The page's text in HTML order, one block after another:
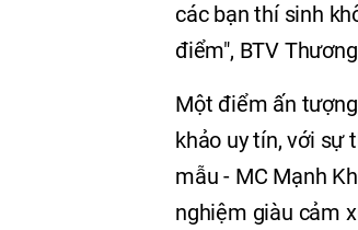
các bạn thí sinh
điểm", BTV
Một điểm ấn
khảo uy tín, với sự
mẫu - MC Mạnh
nghiệm giàu cảm